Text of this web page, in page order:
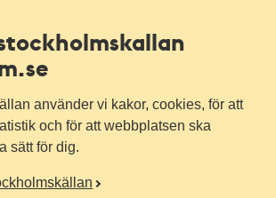
använder vi kakor, cookies, för att
och för att webbplatsen ska
sätt för dig.